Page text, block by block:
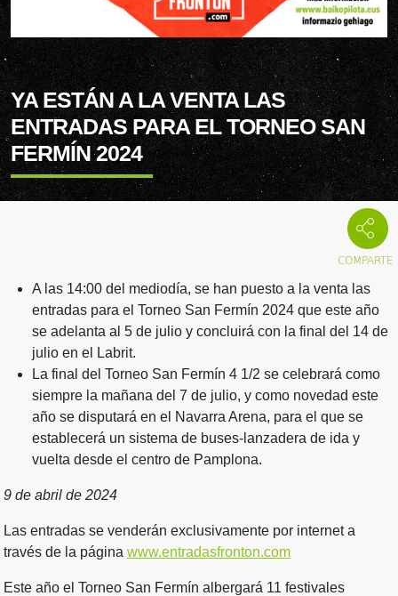
YA ESTÁN A LA VENTA LAS
ENTRADAS PARA EL TORNEO SAN
FERMÍN 2024
A las 14:00 del mediodía, se han puesto a la venta las
entradas para el Torneo San Fermín 2024 que este año
se adelanta al 5 de julio y concluirá con la final del 14 de
julio en el Labrit.
La final del Torneo San Fermín 4 1/2 se celebrará como
siempre la mañana del 7 de julio, y como novedad este
año se disputará en el Navarra Arena, para el que se
establecerá un sistema de buses-lanzadera de ida y
vuelta desde el centro de Pamplona.
9 de abril de 2024
Las entradas se venderán exclusivamente por internet a
través de la página www.entradasfronton.com
Este año el Torneo San Fermín albergará 11 festivales